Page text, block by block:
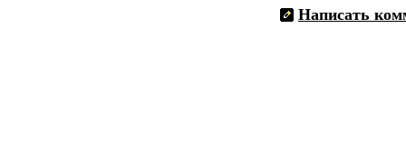
Написать